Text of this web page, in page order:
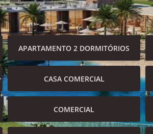
APARTAMENTO 2 DORMITÓRIOS
CASA COMERCIAL
COMERCIAL